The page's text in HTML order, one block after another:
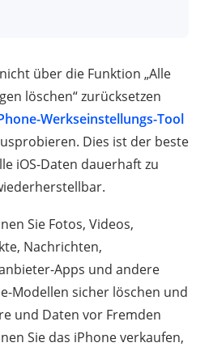
über die Funktion „Alle
löschen“ zurücksetzen
Werkseinstellungs-Tool
Dies ist der beste
iOS-Daten dauerhaft zu
Sie Fotos, Videos,
Nachrichten,
Apps und andere
Modellen sicher löschen und
und Daten vor Fremden
Sie das iPhone verkaufen,